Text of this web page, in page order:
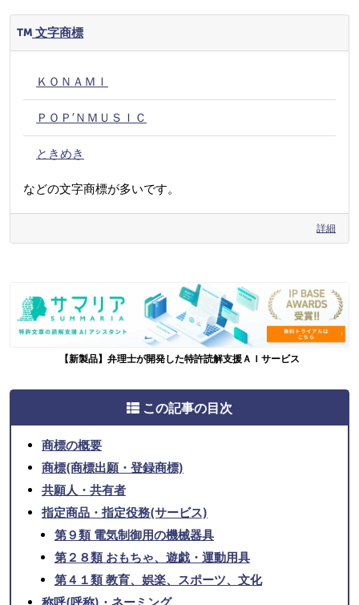
文字商標
ＫＯＮＡＭＩ
ＰＯＰ’ＮＭＵＳＩＣ
ときめき
などの文字商標が多いです。
詳細
【新製品】弁理士が開発した特許読解支援ＡＩサービス
この記事の目次
商標の概要
商標(商標出願・登録商標)
共願人・共有者
指定商品・指定役務(サービス)
第９類 電気制御用の機械器具
第２８類 おもちゃ、遊戯・運動用具
第４１類 教育、娯楽、スポーツ、文化